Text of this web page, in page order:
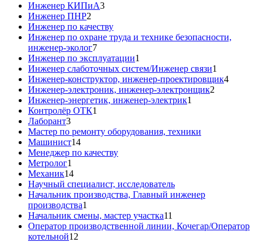
Инженер КИПиА3
Инженер ПНР2
Инженер по качеству
Инженер по охране труда и технике безопасности,
инженер-эколог7
Инженер по эксплуатации1
Инженер слаботочных систем/Инженер связи1
Инженер-конструктор, инженер-проектировщик4
Инженер-электроник, инженер-электронщик2
Инженер-энергетик, инженер-электрик1
Контролёр ОТК1
Лаборант3
Мастер по ремонту оборудования, техники
Машинист14
Менеджер по качеству
Метролог1
Механик14
Научный специалист, исследователь
Начальник производства, Главный инженер
производства1
Начальник смены, мастер участка11
Оператор производственной линии, Кочегар/Оператор
котельной12